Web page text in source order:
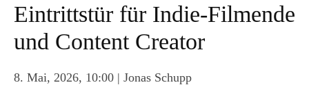
Eintrittstür für Indie-Filmende
und Content Creator
8. Mai, 2026, 10:00 | Jonas Schupp